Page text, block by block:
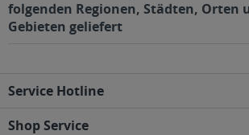
folgenden Regionen, Städten, Orten
Gebieten geliefert
Service Hotline
Shop Service